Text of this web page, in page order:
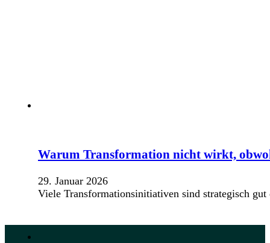
Warum Transformation nicht wirkt,
29. Januar 2026
Viele Transformationsinitiativen sind strategisch